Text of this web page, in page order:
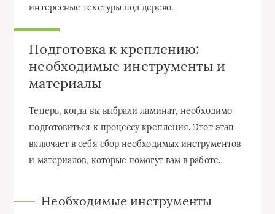
интересные текстуры под дерево.
Подготовка к креплению:
необходимые инструменты и
материалы
Теперь, когда вы выбрали ламинат, необходимо
подготовиться к процессу крепления. Этот этап
включает в себя сбор необходимых инструментов
и материалов, которые помогут вам в работе.
Необходимые инструменты